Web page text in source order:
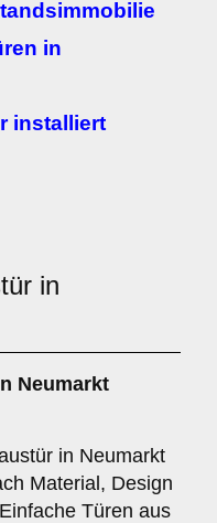
in
installiert
in
Neumarkt
in Neumarkt
Material, Design
Türen aus